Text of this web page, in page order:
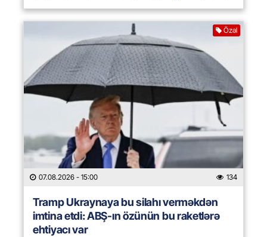
Özəl
07.08.2026 - 15:00 134
Tramp Ukraynaya bu silahı verməkdən
imtina etdi: ABŞ-ın özünün bu raketlərə
ehtiyacı var